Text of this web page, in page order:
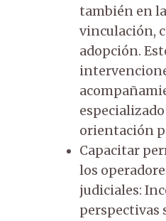
también en
vinculación,
adopción.
orientación
Capacitar
los
judiciales:
perspectivas